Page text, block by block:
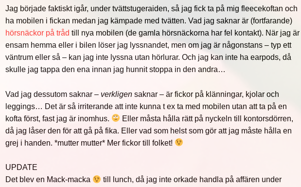
Jag började faktiskt igår, under tvättstugeraiden, så jag fick ta på mig fleecekoftan och
ha mobilen i fickan medan jag kämpade med tvätten. Vad jag saknar är (fortfarande)
hörsnäckor på tråd till nya mobilen (de gamla hörsnäckorna har fel kontakt). När jag är
ensam hemma eller i bilen löser jag lyssnandet, men om jag är någonstans – typ ett
väntrum eller så – kan jag inte lyssna utan hörlurar. Och jag kan inte ha earpods, då
skulle jag tappa den ena innan jag hunnit stoppa in den andra…
Vad jag dessutom saknar – verkligensaknar – är fickor på klänningar, kjolar och
leggings… Det är så irriterande att inte kunna t ex ta med mobilen utan att ta på en
kofta först, fast jag är inomhus.
Eller måsta hålla rätt på nyckeln till kontorsdörren,
då jag låser den för att gå på fika. Eller vad som helst som gör att jag måste hålla en
grej i handen. *mutter mutter* Mer fickor till folket!
UPDATE
Det blev en Mack-macka
till lunch, då jag inte orkade handla på affären under